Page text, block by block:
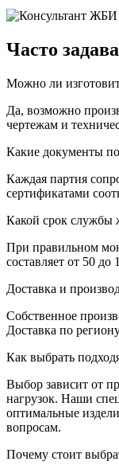
Часто
Можно ли
Да, возможно
чертежам и
Какие документы
Каждая партия
сертификатами
Какой срок службы
При правильном
составляет от 50 до
Доставка и
Собственное
Доставка по
Как выбрать
Выбор зависит от
нагрузок. Наши
оптимальные
вопросам.
Почему стоит